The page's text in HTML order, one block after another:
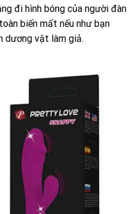
đi hình bóng của người đàn
biến mất nếu như bạn
dương vật làm giả.